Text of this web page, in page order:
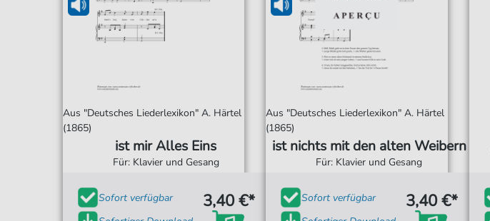
Aus "Deutsches Liederlexikon" A. Härtel
(1865)
ist mir Alles Eins
Für: Klavier und Gesang
Sofort verfügbar
3,40 €*
Aus "Deutsches Liederlexikon" A. Härtel
(1865)
ist nichts mit den alten Weibern
Für: Klavier und Gesang
Sofort verfügbar
3,40 €*